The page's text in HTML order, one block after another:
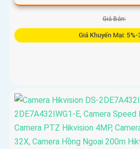
Giá Bán:
Giá Khuyến Mại: 5%-